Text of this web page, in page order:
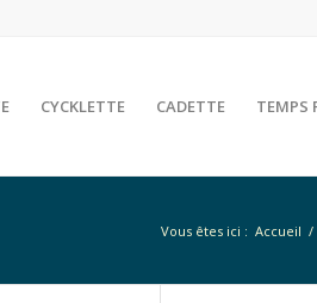
CYCKLETTE CADETTE TEMPS
Vous êtes ici : Accueil /